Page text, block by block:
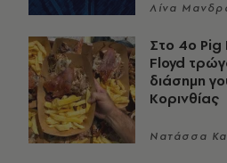
Λίνα
Στο 4ο Pig
Floyd
διάσημη
Κορινθίας
Νατάσσα